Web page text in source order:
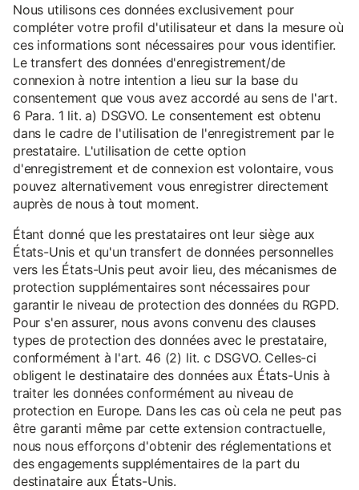
Nous utilisons ces données exclusivement pour
compléter votre profil d'utilisateur et dans la mesure où
ces informations sont nécessaires pour vous identifier.
Le transfert des données d'enregistrement/de
connexion à notre intention a lieu sur la base du
consentement que vous avez accordé au sens de l'art.
6 Para. 1 lit. a) DSGVO. Le consentement est obtenu
dans le cadre de l'utilisation de l'enregistrement par le
prestataire. L'utilisation de cette option
d'enregistrement et de connexion est volontaire, vous
pouvez alternativement vous enregistrer directement
auprès de nous à tout moment.
Étant donné que les prestataires ont leur siège aux
États-Unis et qu'un transfert de données personnelles
vers les États-Unis peut avoir lieu, des mécanismes de
protection supplémentaires sont nécessaires pour
garantir le niveau de protection des données du RGPD.
Pour s'en assurer, nous avons convenu des clauses
types de protection des données avec le prestataire,
conformément à l'art. 46 (2) lit. c DSGVO. Celles-ci
obligent le destinataire des données aux États-Unis à
traiter les données conformément au niveau de
protection en Europe. Dans les cas où cela ne peut pas
être garanti même par cette extension contractuelle,
nous nous efforçons d'obtenir des réglementations et
des engagements supplémentaires de la part du
destinataire aux États-Unis.